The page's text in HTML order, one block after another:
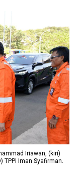
Iriawan, (kiri)
TPPI Iman Syafirman.